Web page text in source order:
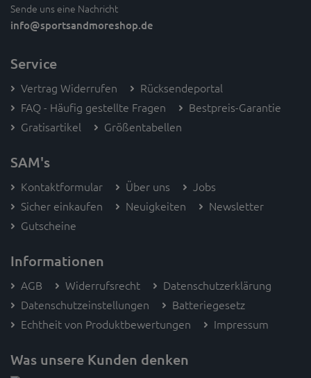
Sende uns eine Nachricht
info@sportsandmoreshop.de
Service
Vertrag Widerrufen
Rücksendeportal
FAQ - Häufig gestellte Fragen
Bestpreis-Garantie
Gratisartikel
Größentabellen
SAM's
Kontaktformular Über uns
Jobs
Sicher einkaufen
Neuigkeiten
Newsletter
Gutscheine
Informationen
AGB Widerrufsrecht
Datenschutzerklärung
Datenschutzeinstellungen
Batteriegesetz
Echtheit von Produktbewertungen
Impressum
Was unsere Kunden denken